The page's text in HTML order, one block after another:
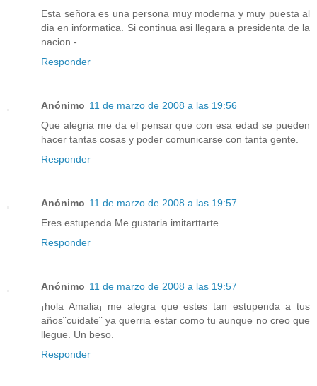
Esta señora es una persona muy moderna y muy puesta al
dia en informatica. Si continua asi llegara a presidenta de la
nacion.-
Responder
Anónimo 11 de marzo de 2008 a las 19:56
Que alegria me da el pensar que con esa edad se pueden
hacer tantas cosas y poder comunicarse con tanta gente.
Responder
Anónimo 11 de marzo de 2008 a las 19:57
Eres estupenda Me gustaria imitarttarte
Responder
Anónimo 11 de marzo de 2008 a las 19:57
¡hola Amalia¡ me alegra que estes tan estupenda a tus
años¨cuidate¨ ya querria estar como tu aunque no creo que
llegue. Un beso.
Responder